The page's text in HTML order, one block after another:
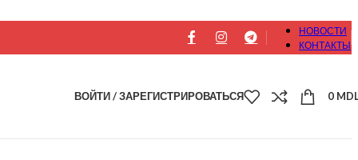
НОВОСТИ
КОНТАКТЫ
ВОЙТИ / ЗАРЕГИСТРИРОВАТЬСЯ 0